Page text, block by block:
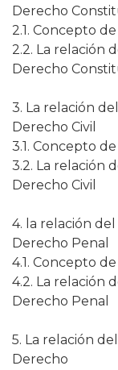
Derecho
2.1. Concepto
2.2. La relación
Derecho
3. La relación
Derecho Civil
3.1. Concepto
3.2. La relación
Derecho Civil
4. la relación
Derecho Penal
4.1. Concepto
4.2. La relación
Derecho Penal
5. La relación
Derecho